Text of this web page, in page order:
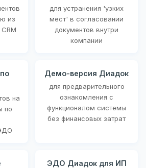
из
для устранения 'узких
мест' в согласовании
документов внутри
компании
на
по
Демо-версия Диадок
для предварительного
ознакомления с
функционалом системы
без финансовых затрат
ЭДО Диадок для ИП